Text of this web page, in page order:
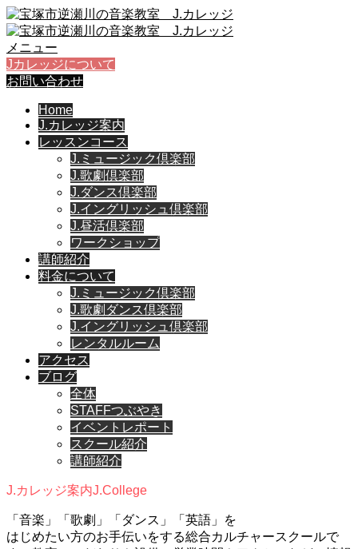
メニュー
Jカレッジについて
お問い合わせ
Home
J.カレッジ案内
レッスンコース
J.ミュージック倶楽部
J.歌劇倶楽部
J.ダンス倶楽部
J.イングリッシュ倶楽部
J.昼活倶楽部
ワークショップ
講師紹介
料金について
J.ミュージック倶楽部
J.歌劇ダンス倶楽部
J.イングリッシュ倶楽部
レンタルルーム
アクセス
ブログ
全体
STAFFつぶやき
イベントレポート
スクール紹介
講師紹介
J.カレッジ案内J.College
「音楽」「歌劇」「ダンス」「英語」を
はじめたい方のお手伝いをする総合カルチャースクールで